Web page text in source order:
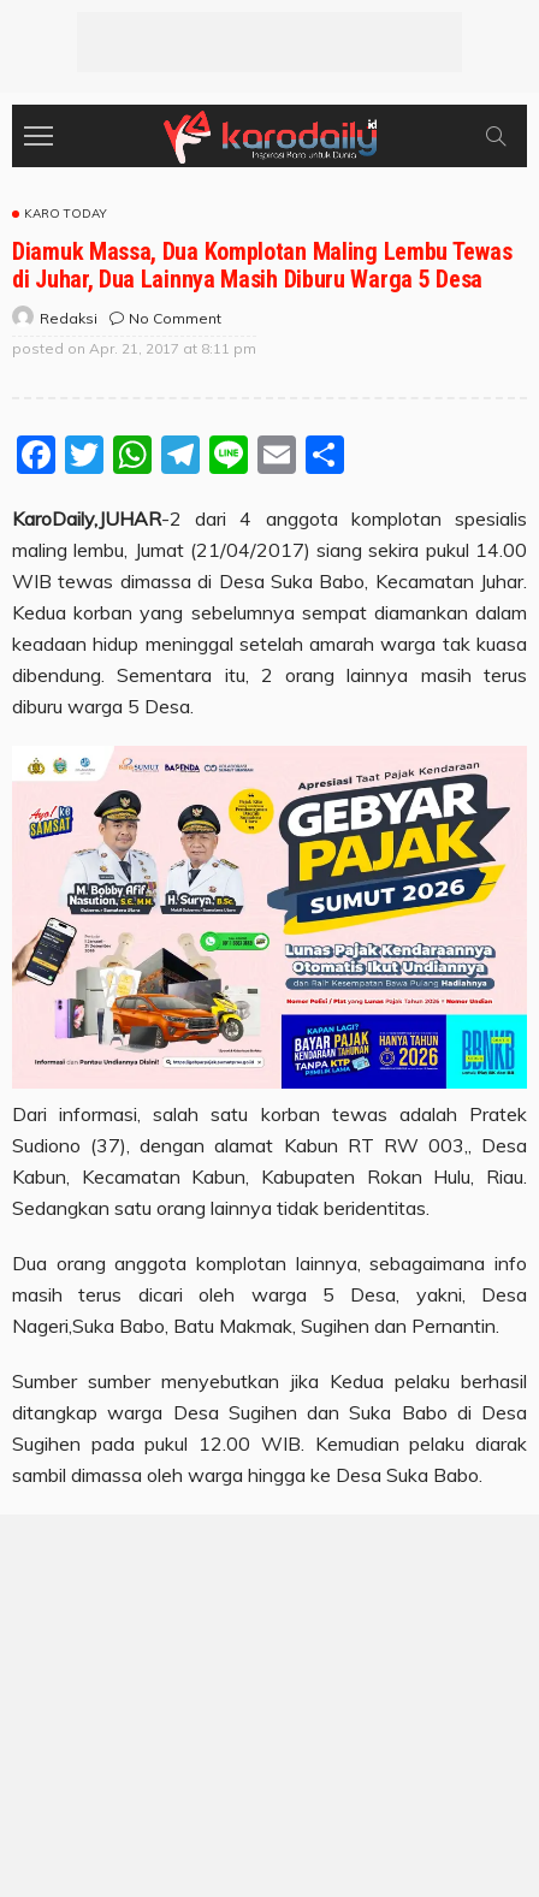
KARO TODAY
Diamuk Massa, Dua Komplotan Maling Lembu Tewas
di Juhar, Dua Lainnya Masih Diburu Warga 5 Desa
Redaksi
No Comment
posted on Apr. 21, 2017 at 8:11 pm
Facebook
Twitter
WhatsApp
Telegram
LineEmail
KaroDaily,JUHAR-2 dari 4 anggota komplotan spesialis
maling lembu, Jumat (21/04/2017) siang sekira pukul 14.00
WIB tewas dimassa di Desa Suka Babo, Kecamatan Juhar.
Kedua korban yang sebelumnya sempat diamankan dalam
keadaan hidup meninggal setelah amarah warga tak kuasa
dibendung. Sementara itu, 2 orang lainnya masih terus
diburu warga 5 Desa.
Dari informasi, salah satu korban tewas adalah Pratek
Sudiono (37), dengan alamat Kabun RT RW 003,, Desa
Kabun, Kecamatan Kabun, Kabupaten Rokan Hulu, Riau.
Sedangkan satu orang lainnya tidak beridentitas.
Dua orang anggota komplotan lainnya, sebagaimana info
masih terus dicari oleh warga 5 Desa, yakni, Desa
Nageri,Suka Babo, Batu Makmak, Sugihen dan Pernantin.
Sumber sumber menyebutkan jika Kedua pelaku berhasil
ditangkap warga Desa Sugihen dan Suka Babo di Desa
Sugihen pada pukul 12.00 WIB. Kemudian pelaku diarak
sambil dimassa oleh warga hingga ke Desa Suka Babo.